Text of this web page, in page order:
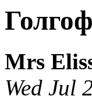
Mrs
Wed Jul